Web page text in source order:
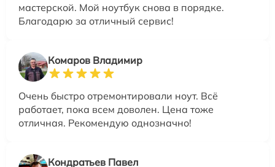
мастерской. Мой ноутбук снова в порядке.
Благодарю за отличный сервис!
Комаров Владимир
Очень быстро отремонтировали ноут. Всё
работает, пока всем доволен. Цена тоже
отличная. Рекомендую однозначно!
Кондратьев Павел